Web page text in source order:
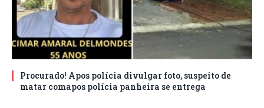
Procurado! Apos polícia divulgar foto, suspeito de
matar comapos polícia panheira se entrega